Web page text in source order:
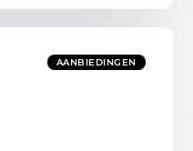
AANBIEDINGEN